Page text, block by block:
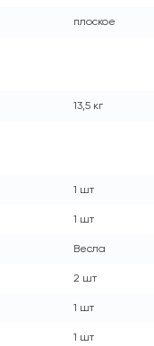
плоское
13,5 кг
1 шт
1 шт
Весла
2 шт
1 шт
1 шт